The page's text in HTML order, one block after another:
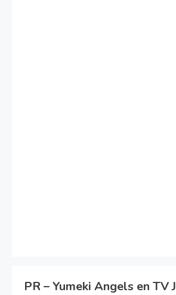
PR – Yumeki Angels en TV